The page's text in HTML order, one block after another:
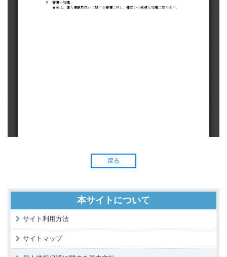
戻る
本サイトについて
サイト利用方法
サイトマップ